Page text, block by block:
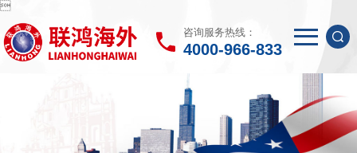

咨询服务热线：
4000-966-833